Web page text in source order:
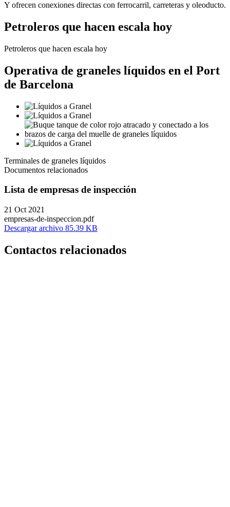
Y ofrecen conexiones directas con ferrocarril, carreteras y oleoducto.
Petroleros que hacen escala hoy
Petroleros que hacen escala hoy
Operativa de graneles líquidos en el Port
de Barcelona
Terminales de graneles líquidos
Documentos relacionados
Lista de empresas de inspección
21 Oct 2021
empresas-de-inspeccion.pdf
Descargar archivo 85.39 KB
Contactos relacionados